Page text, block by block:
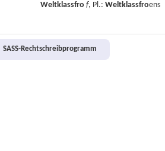
Weltklassfro f, Pl.: Weltklassfroens
SASS-Rechtschreibprogramm